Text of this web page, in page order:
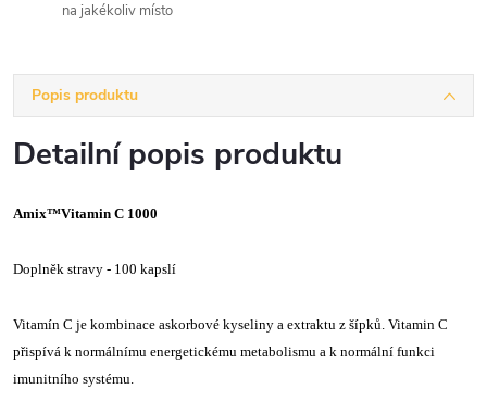
na jakékoliv místo
Popis produktu
Detailní popis produktu
Amix™Vitamin C 1000
Doplněk stravy - 100 kapslí
Vitamín C je kombinace askorbové kyseliny a extraktu z šípků. Vitamin C
přispívá k normálnímu energetickému metabolismu a k normální funkci
imunitního systému.